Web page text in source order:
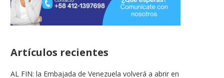
Artículos recientes
AL FIN: la Embajada de Venezuela volverá a abrir en